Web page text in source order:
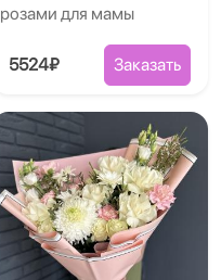
розами для мамы
5524₽ Заказать